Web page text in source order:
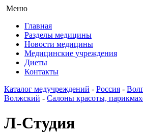
Меню
Главная
Разделы медицины
Новости медицины
Медицинские учреждения
Диеты
Контакты
Каталог медучреждений - Россия -
Волжский - Салоны красоты,
Л-Студия